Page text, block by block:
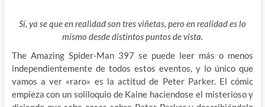
Sí, ya se que en realidad son tres viñetas, pero en realidad es lo
mismo desde distintos puntos de vista.
The Amazing Spider-Man 397 se puede leer más o menos
independientemente de todos estos eventos, y lo único que
vamos a ver «raro» es la actitud de Peter Parker. El cómic
empieza con un soliloquio de Kaine haciendose el misterioso y